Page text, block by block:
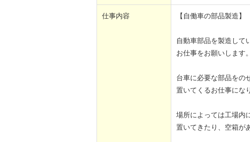
仕事内容 【自働車の部品製造】
自動車部品を製造して
お仕事をお願いします。
台車に必要な部品をの
置いてくるお仕事にな
場所によっては工場内
置いてきたり、空箱が